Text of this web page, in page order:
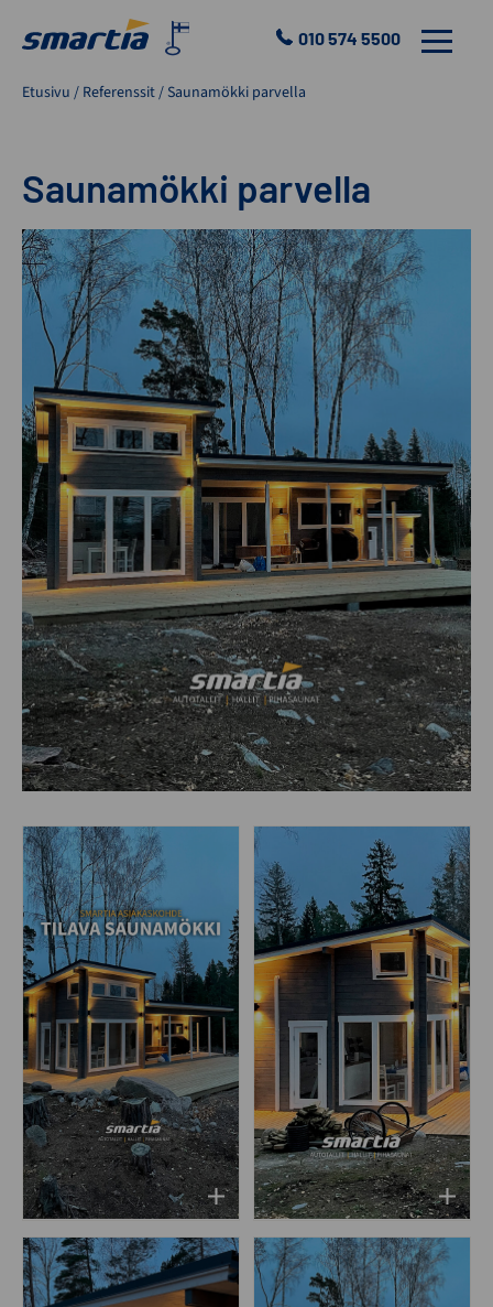
Oy
010 574 5500 VALIKKO
Etusivu / Referenssit/ Saunamökki parvella
Saunamökki parvella